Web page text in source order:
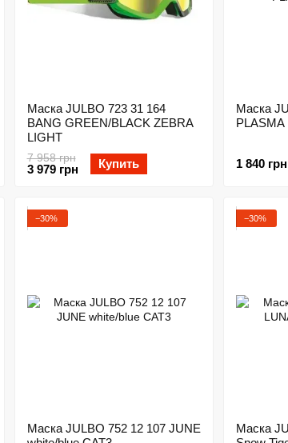
Маска JULBO 723 31 164
BANG GREEN/BLACK ZEBRA
LIGHT
7 958 грн
3 979 грн Купить
Маска
PLASMA
1 840 грн
−30%
Маска JULBO 752 12 107 JUNE
−30%
Маска